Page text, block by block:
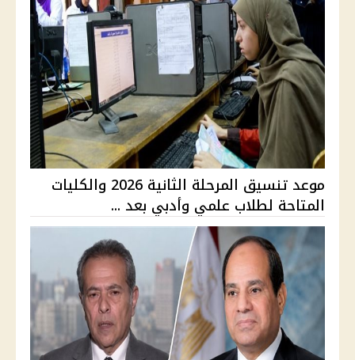
موعد تنسيق المرحلة الثانية 2026 والكليات
المتاحة لطلاب علمي وأدبي بعد ...